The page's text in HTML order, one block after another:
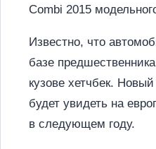
Combi 2015
Известно, что
базе
кузове хетчбек.
будет увидеть на
в следующем году.